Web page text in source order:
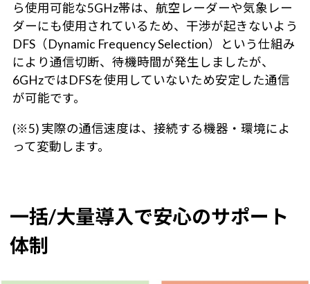
ら使用可能な5GHz帯は、航空レーダーや気象レー
ダーにも使用されているため、干渉が起きないよう
DFS（Dynamic Frequency Selection）という仕組み
により通信切断、待機時間が発生しましたが、
6GHzではDFSを使用していないため安定した通信
が可能です。
(※5) 実際の通信速度は、接続する機器・環境によ
って変動します。
一括/大量導入で安心のサポート
体制